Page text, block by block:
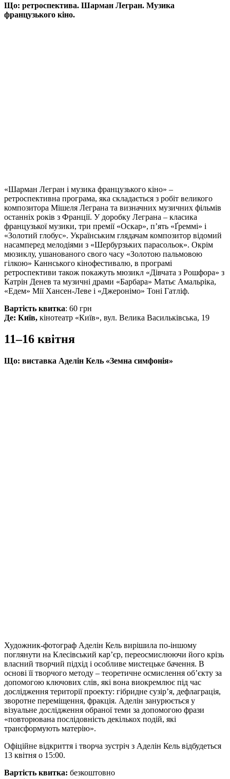
Що: ретроспектива. Шарман Легран. Музика
французького кіно.
«Шарман Легран і музика французького кіно» –
ретроспективна програма, яка складається з робіт великого
композитора Мішеля Леграна та визначних музичних фільмів
останніх років з Франції. У доробку Леграна – класика
французької музики, три премії «Оскар», п’ять «Ґреммі» і
«Золотий глобус». Українським глядачам композитор відомий
насамперед мелодіями з «Шербурзьких парасольок». Окрім
мюзиклу, ушанованого свого часу «Золотою пальмовою
гілкою» Каннського кінофестивалю, в програмі
ретроспективи також покажуть мюзикл «Дівчата з Рошфора» з
Катрін Денев та музичні драми «Барбара» Матьє Амальріка,
«Едем» Мії Хансен-Леве і «Джеронімо» Тоні Гатліф.
Вартість квитка: 60 грн
Де: Київ, кінотеатр «Київ», вул. Велика Васильківська, 19
11–16 квітня
Що: виставка Аделін Кель «Земна симфонія»
Художник-фотограф Аделін Кель вирішила по-іншому
поглянути на Клесівський кар’єр, переосмислюючи його крізь
власний творчий підхід і особливе мистецьке бачення. В
основі її творчого методу – теоретичне осмислення об’єкту за
допомогою ключових слів, які вона виокремлює під час
дослідження території проекту: гібридне сузір’я, дефлаграція,
зворотне переміщення, фракція. Аделін занурюється у
візуальне дослідження обраної теми за допомогою фрази
«повторювана послідовність декількох подій, які
трансформують матерію».
Офіційне відкриття і творча зустріч з Аделін Кель відбудеться
13 квітня о 15:00.
Вартість квитка: безкоштовно